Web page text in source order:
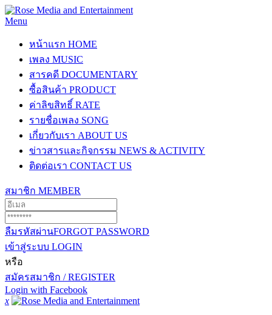
Menu
หน้าแรก HOME
เพลง MUSIC
สารคดี DOCUMENTARY
ซื้อสินค้า PRODUCT
ค่าลิขสิทธิ์ RATE
รายชื่อเพลง SONG
เกี่ยวกับเรา ABOUT US
ข่าวสารและกิจกรรม NEWS & ACTIVITY
ติดต่อเรา CONTACT US
สมาชิก MEMBER
ลืมรหัสผ่านFORGOT PASSWORD
เข้าสู่ระบบ LOGIN
หรือ
สมัครสมาชิก / REGISTER
Login with Facebook
x